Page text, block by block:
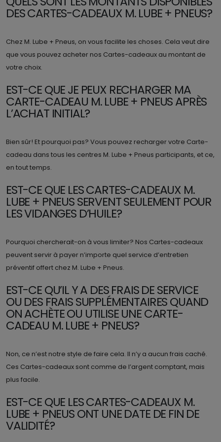
DES CARTES-CADEAUX M. LUBE + PNEUS?
Chez M. Lube + Pneus, on vous facilite les choses. Cela veut dire
que vous pouvez acheter nos Cartes-cadeaux au montant de
votre choix.
EST-CE QUE JE PEUX RECHARGER MA
CARTE-CADEAU M. LUBE + PNEUS APRÈS
L’ACHAT INITIAL?
Bien sûr! Et pourquoi pas? Vous pouvez recharger votre Carte-
cadeau dans tous les centres M. Lube + Pneus participants, et ce,
en tout temps.
EST-CE QUE LES CARTES-CADEAUX M.
LUBE + PNEUS SERVENT SEULEMENT POUR
LES VIDANGES D’HUILE?
Pourquoi chercherait-on à vous limiter? Nos Cartes-cadeaux
peuvent servir à payer n’importe quel service d’entretien
préventif offert chez M. Lube + Pneus.
EST-CE QU’IL Y A DES FRAIS DE SERVICE
OU DES FRAIS SUPPLÉMENTAIRES QUAND
ON ACHÈTE OU UTILISE UNE CARTE-
CADEAU M. LUBE + PNEUS?
Non, ce n’est notre style de faire cela. Il n’y a aucun frais caché.
Ces Cartes-cadeaux sont comme de l’argent comptant, mais
plus facile.
EST-CE QUE LES CARTES-CADEAUX M.
LUBE + PNEUS ONT UNE DATE DE FIN DE
VALIDITÉ?